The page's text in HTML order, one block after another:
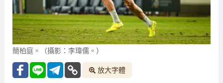
簡柏庭。（攝影：李瑋儒。）
放大字體